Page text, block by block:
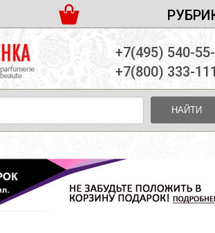
ДОСТАВКА И ОПЛАТА
ПАРТНЕРСТВО
КОНТАКТЫ
ПАРФЮМЕРИЯ
ПАРФЮМЕРИЯ
ПАРФЮМЕРИЯ
ЖЕНСКИЕ НАБОРЫ
МУЖСКИЕ НАБОРЫ
УНИСЕКС НАБОРЫ
УХОД ЗА ЛИЦОМ
+7(495) 540-
+7(800) 333-
НАЙТИ